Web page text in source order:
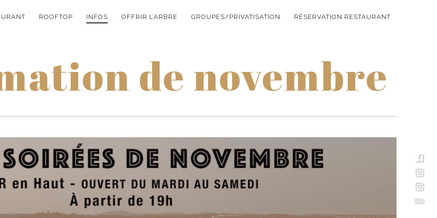
ROOFTOP INFOS OFFRIR L’ARBRE GROUPES/PRIVATISATION RÉSERVATION RESTAURANT
de novembre